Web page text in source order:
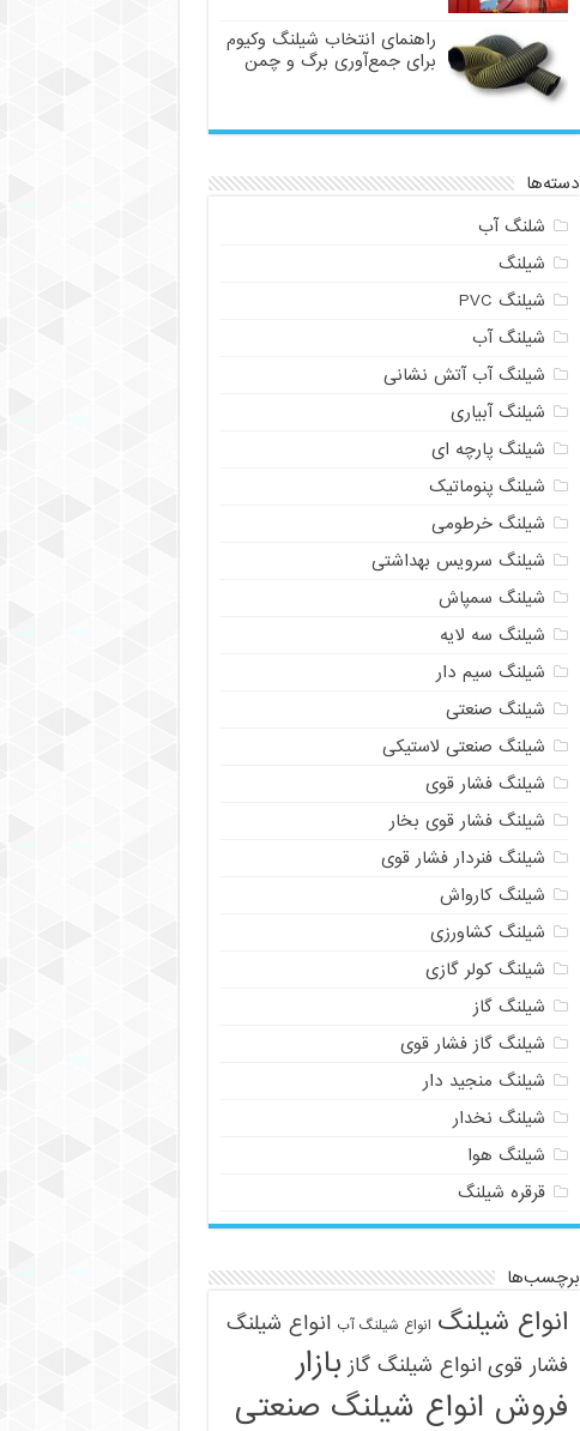
راهنمای انتخاب شیلنگ وکیوم
برای جمع‌آوری برگ و چمن
دسته‌ها
شلنگ آب
شیلنگ
شیلنگ PVC
شیلنگ آب
شیلنگ آب آتش نشانی
شیلنگ آبیاری
شیلنگ پارچه ای
شیلنگ پنوماتیک
شیلنگ خرطومی
شیلنگ سرویس بهداشتی
شیلنگ سمپاش
شیلنگ سه لایه
شیلنگ سیم دار
شیلنگ صنعتی
شیلنگ صنعتی لاستیکی
شیلنگ فشار قوی
شیلنگ فشار قوی بخار
شیلنگ فنردار فشار قوی
شیلنگ کارواش
شیلنگ کشاورزی
شیلنگ کولر گازی
شیلنگ گاز
شیلنگ گاز فشار قوی
شیلنگ منجید دار
شیلنگ نخدار
شیلنگ هوا
قرقره شیلنگ
برچسب‌ها
انواع شیلنگ انواع شیلنگ آب انواع شیلنگ
فشار قوی انواع شیلنگ گاز بازار
فروش انواع شیلنگ صنعتی